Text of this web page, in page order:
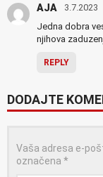
AJA 3.7.2023
Jedna dobra
njihova
REPLY
DODAJTE
Vaša adresa e-
označena *